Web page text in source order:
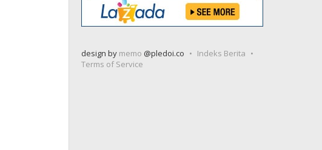
design by memo @pledoi.co
Indeks Berita
Terms of Service